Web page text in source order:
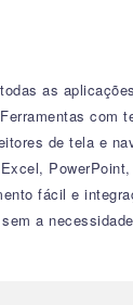
as
com
de tela e
fácil e
a